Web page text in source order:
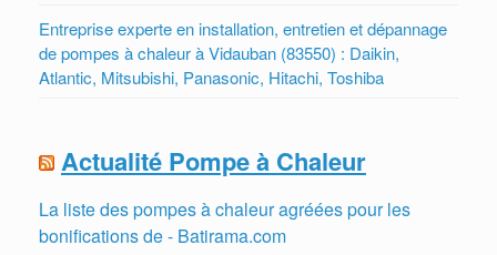
Entreprise experte en installation, entretien et dépannage
de pompes à chaleur à Vidauban (83550) : Daikin,
Atlantic, Mitsubishi, Panasonic, Hitachi, Toshiba
Actualité Pompe à Chaleur
La liste des pompes à chaleur agréées pour les
bonifications de - Batirama.com